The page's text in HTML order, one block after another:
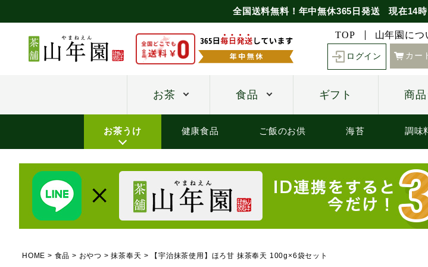
全国送料無料！年中無休365日発送 現在14時
TOP 山年園につ
ログイン カー
お茶 食品 ギフト 商
お茶うけ 健康食品 ご飯のお供 海苔 調味
HOME 食品 おやつ 抹茶奉天 【宇治抹茶使用】ほろ甘 抹茶奉天 100g×6袋セット